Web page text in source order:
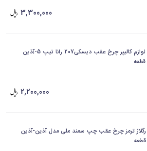
3,300,000
لوازم کالیپر چرخ عقب دیسکی207 رانا تیپ 5-آذین
قطعه
2,200,000
رگلاژ ترمز چرخ عقب چپ سمند ملی مدل آذین-آذین
قطعه